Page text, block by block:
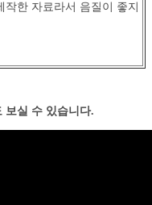
한 자료라서 음질이 좋지
보실 수 있습니다.